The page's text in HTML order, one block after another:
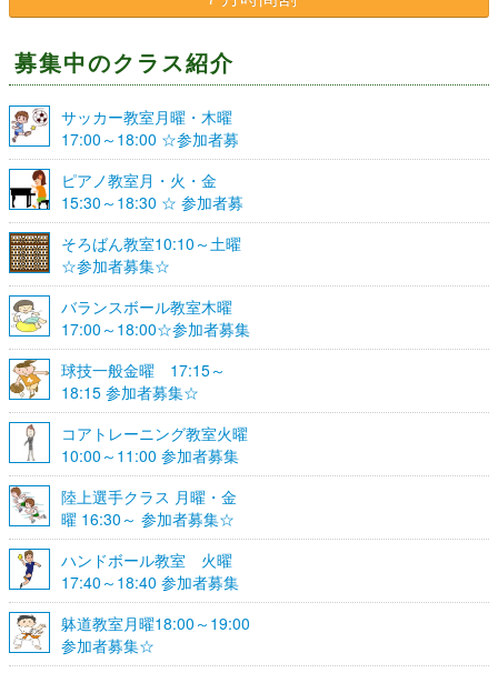
募集中のクラス紹介
サッカー教室月曜・木曜
17:00～18:00 ☆参加者募
集☆
ピアノ教室月・火・金
15:30～18:30 ☆ 参加者募
集☆
そろばん教室10:10～土曜
☆参加者募集☆
バランスボール教室木曜
17:00～18:00☆参加者募集
☆
球技一般金曜 17:15～
18:15 参加者募集☆
コアトレーニング教室火曜
10:00～11:00 参加者募集
陸上選手クラス 月曜・金
曜 16:30～ 参加者募集☆
ハンドボール教室 火曜
17:40～18:40 参加者募集
☆
躰道教室月曜18:00～19:00
参加者募集☆